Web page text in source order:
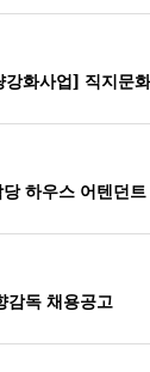
화사업] 직지문
하우스 어텐던
감독 채용공고